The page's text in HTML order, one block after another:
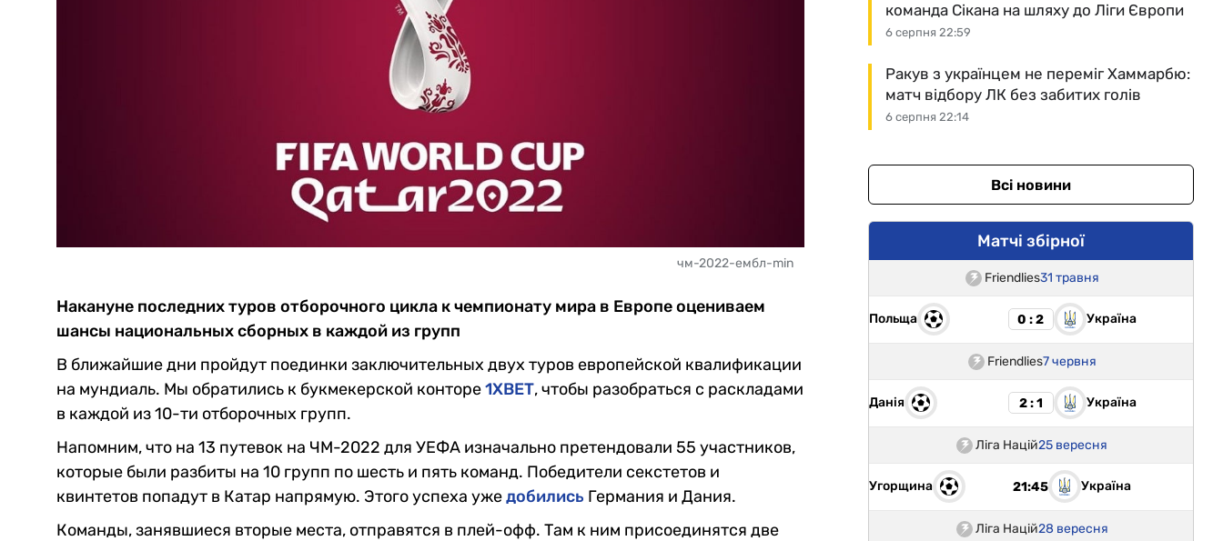
чм-2022-ембл-min
Накануне последних туров отборочного цикла к чемпионату мира в Европе оцениваем
шансы национальных сборных в каждой из групп
В ближайшие дни пройдут поединки заключительных двух туров европейской квалификации
на мундиаль. Мы обратились к букмекерской конторе1XBET, чтобы разобраться с раскладами
в каждой из 10-ти отборочных групп.
Напомним, что на 13 путевок на ЧМ-2022 для УЕФА изначально претендовали 55 участников,
которые были разбиты на 10 групп по шесть и пять команд. Победители секстетов и
квинтетов попадут в Катар напрямую. Этого успеха ужедобились Германия и Дания.
Команды, занявшиеся вторые места, отправятся в плей-офф. Там к ним присоединятся две
6 серпня 22:59
команда Сікана на шляху до Ліги Європи
6 серпня 22:14
Ракув з українцем не переміг Хаммарбю:
матч відбору ЛК без забитих голів
Всі новини
Матчі збірної
Friendlies31 травня
Польща 0 : 2 Україна
Friendlies7 червня
Данія 2 : 1 Україна
Ліга Націй25 вересня
Угорщина 21:45 Україна
Ліга Націй28 вересня